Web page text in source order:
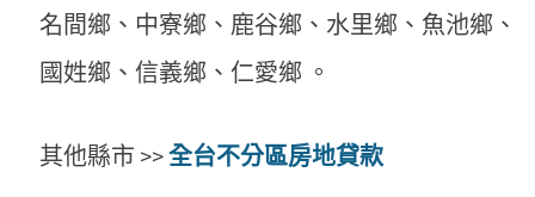
名間鄉、中寮鄉、鹿谷鄉、水里鄉、魚池鄉、
國姓鄉、信義鄉、仁愛鄉 。
其他縣市 >>全台不分區房地貸款